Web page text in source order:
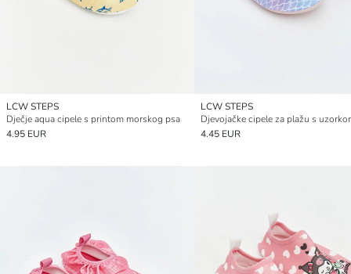
LCW STEPS
Dječje aqua cipele s printom morskog psa
4.95 EUR
LCW STEPS
4.45 EUR